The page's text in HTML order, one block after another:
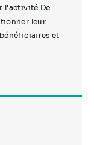
l'activité.De
leur
et